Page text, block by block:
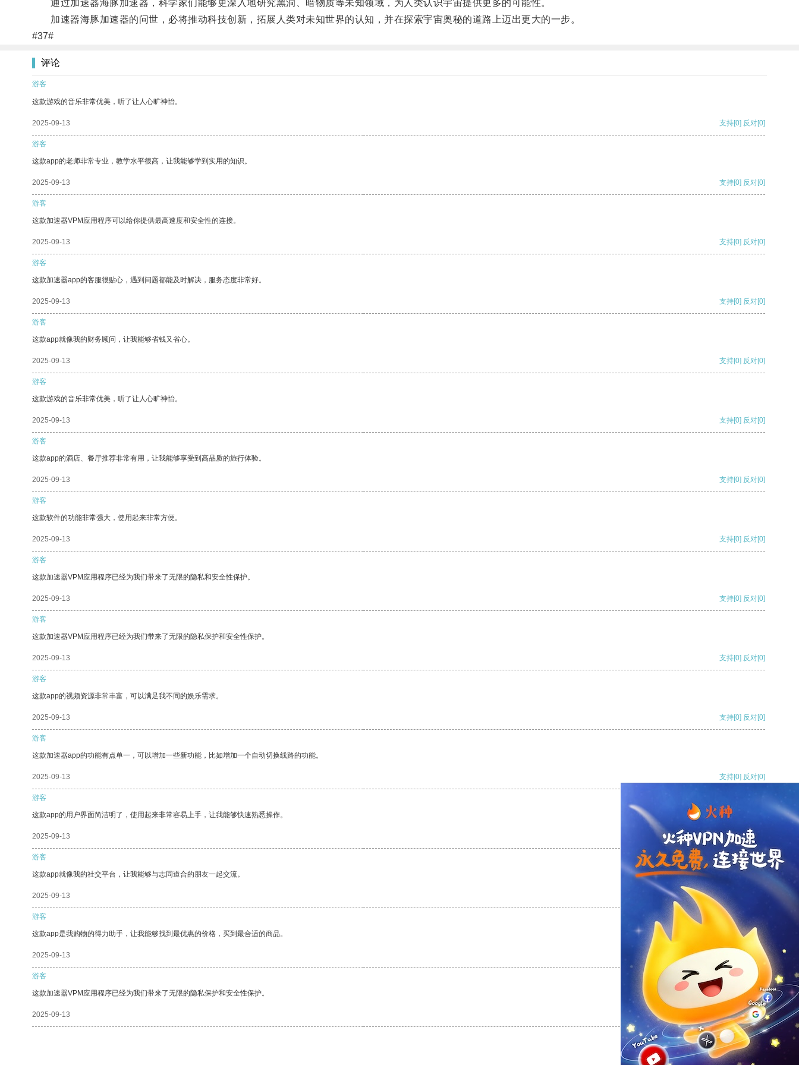
通过加速器海豚加速器，科学家们能够更深入地研究黑洞、暗物质等未知领域，为人类认识宇宙提供更多的可能性。
加速器海豚加速器的问世，必将推动科技创新，拓展人类对未知世界的认知，并在探索宇宙奥秘的道路上迈出更大的一步。
#37#
评论
游客
这款游戏的音乐非常优美，听了让人心旷神怡。
2025-09-13 支持[0] 反对[0]
游客
这款app的老师非常专业，教学水平很高，让我能够学到实用的知识。
2025-09-13 支持[0] 反对[0]
游客
这款加速器VPM应用程序可以给你提供最高速度和安全性的连接。
2025-09-13 支持[0] 反对[0]
游客
这款加速器app的客服很贴心，遇到问题都能及时解决，服务态度非常好。
2025-09-13 支持[0] 反对[0]
游客
这款app就像我的财务顾问，让我能够省钱又省心。
2025-09-13 支持[0] 反对[0]
游客
这款游戏的音乐非常优美，听了让人心旷神怡。
2025-09-13 支持[0] 反对[0]
游客
这款app的酒店、餐厅推荐非常有用，让我能够享受到高品质的旅行体验。
2025-09-13 支持[0] 反对[0]
游客
这款软件的功能非常强大，使用起来非常方便。
2025-09-13 支持[0] 反对[0]
游客
这款加速器VPM应用程序已经为我们带来了无限的隐私和安全性保护。
2025-09-13 支持[0] 反对[0]
游客
这款加速器VPM应用程序已经为我们带来了无限的隐私保护和安全性保护。
2025-09-13 支持[0] 反对[0]
游客
这款app的视频资源非常丰富，可以满足我不同的娱乐需求。
2025-09-13 支持[0] 反对[0]
游客
这款加速器app的功能有点单一，可以增加一些新功能，比如增加一个自动切换线路的功能。
2025-09-13 支持[0] 反对[0]
游客
这款app的用户界面简洁明了，使用起来非常容易上手，让我能够快速熟悉操作。
2025-09-13 支持[0] 反对
游客
这款app就像我的社交平台，让我能够与志同道合的朋友一起交流。
2025-09-13 支持
游客
这款app是我购物的得力助手，让我能够找到最优惠的价格，买到最合适的商品。
2025-09-13 反对 [0]
游客
这款加速器VPM应用程序已经为我们带来了无限的隐私保护和安全性保护。
2025-09-13 支持[0] 反对[0]